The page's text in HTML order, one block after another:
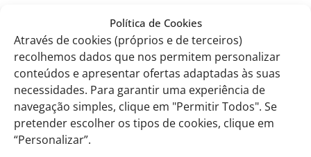
Política de Cookies
Através de cookies (próprios e de terceiros)
recolhemos dados que nos permitem personalizar
conteúdos e apresentar ofertas adaptadas às suas
necessidades. Para garantir uma experiência de
navegação simples, clique em "Permitir Todos". Se
pretender escolher os tipos de cookies, clique em
“Personalizar”.
Comunicados anteriores